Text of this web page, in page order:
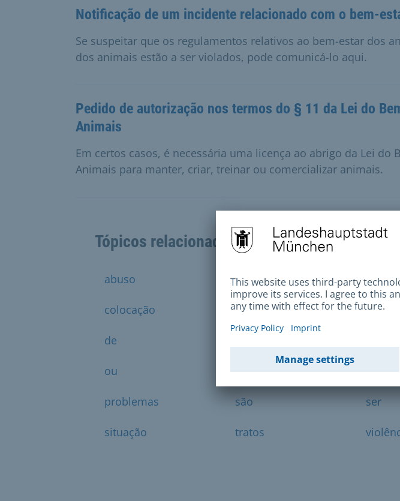
Notificação de um incidente relacionado com o bem-
Se suspeitar que os regulamentos relativos ao bem-estar dos
dos animais estão a ser violados, pode comunicá-lo aqui.
Pedido de autorização nos termos do § 11 da Lei do
Animais
Em certos casos, é necessária uma licença ao abrigo da Lei do
Animais para manter, criar, treinar ou comercializar animais.
Tópicos relacionados
abuso aos
colocação condições criança,
de
ou para perigo
problemas são ser
situação tratos